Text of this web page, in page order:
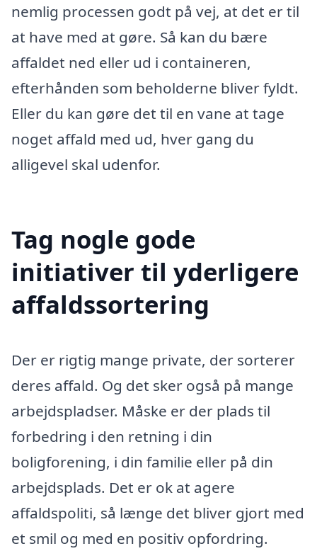
nemlig processen godt på vej, at det er til
at have med at gøre. Så kan du bære
affaldet ned eller ud i containeren,
efterhånden som beholderne bliver fyldt.
Eller du kan gøre det til en vane at tage
noget affald med ud, hver gang du
alligevel skal udenfor.
Tag nogle gode
initiativer til yderligere
affaldssortering
Der er rigtig mange private, der sorterer
deres affald. Og det sker også på mange
arbejdspladser. Måske er der plads til
forbedring i den retning i din
boligforening, i din familie eller på din
arbejdsplads. Det er ok at agere
affaldspoliti, så længe det bliver gjort med
et smil og med en positiv opfordring.